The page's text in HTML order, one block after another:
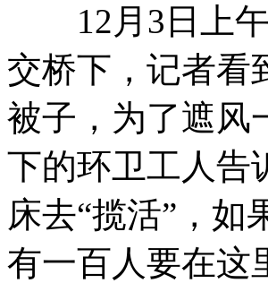
山西运城恶犬咬伤多人 警民合力深
12月3日上午
交桥下，记者看
被子，为了遮风
下的环卫工人告
床去“揽活”，如
有一百人要在这